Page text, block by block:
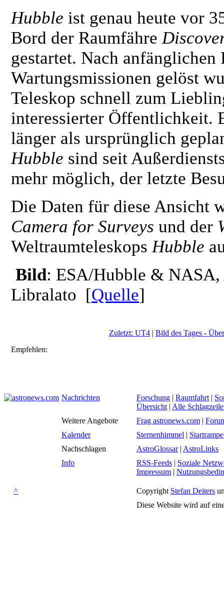
Hubble ist genau heute vor
Bord der Raumfähre
gestartet. Nach
Wartungsmissionen gelöst
Teleskop schnell zum
interessierter Öffentlichkeit.
länger als ursprünglich
Hubble sind seit
mehr möglich, der letzte
Die Daten für diese Ansicht
Camera for Surveys und der
WeltraumteleskopsHubble
Bild: ESA/Hubble &
Libralato [Quelle]
Zuletzt: UT4 | Bild des Tages -
Empfehlen:
Nachrichten Forschung | Raumfahrt |
Übersicht | Alle
Weitere Angebote
Frag astronews.com |
Kalender
Sternenhimmel | Startrampe
Nachschlagen
AstroGlossar| AstroLinks
Info
RSS-Feeds | Soziale
Impressum |
^ Copyright Stefan Deiters
Diese Website wird auf